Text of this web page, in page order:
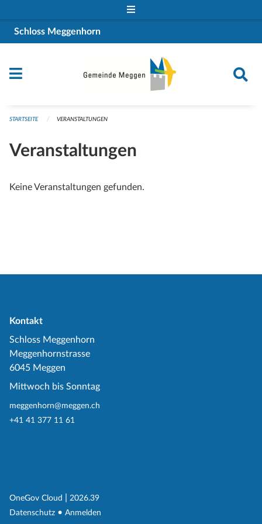
Schloss Meggenhorn
STARTSEITE VERANSTALTUNGEN
Veranstaltungen
Keine Veranstaltungen gefunden.
Kontakt
Schloss Meggenhorn
Meggenhornstrasse
6045 Meggen
Mittwoch bis Sonntag
meggenhorn@meggen.ch
+41 41 377 11 61
OneGov Cloud (External Link)
2026.39
Datenschutz (External Link)
Anmelden